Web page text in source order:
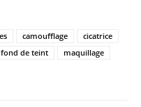
camoufflage
cicatrice
fond de teint
maquillage